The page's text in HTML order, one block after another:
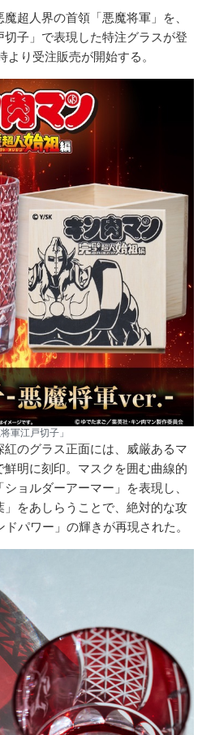
超人界の首領「悪魔将軍」を、
子」で表現した特注グラスが登
より受注販売が開始する。
将軍江戸切子」
紅のグラス正面には、威厳あるマ
明に刻印。マスクを囲む曲線的
ョルダーアーマー」を表現し、
をあしらうことで、絶対的な攻
パワー」の輝きが再現された。